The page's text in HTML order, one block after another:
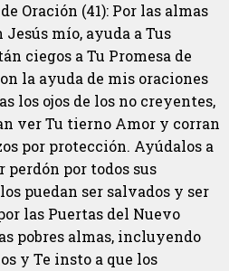
Oración (41): Por las almas
Jesús mío, ayuda a Tus
ciegos a Tu Promesa de
la ayuda de mis oraciones
los ojos de los no creyentes,
ver Tu tierno Amor y corran
por protección. Ayúdalos a
perdón por todos sus
puedan ser salvados y ser
las Puertas del Nuevo
pobres almas, incluyendo
y Te insto a que los